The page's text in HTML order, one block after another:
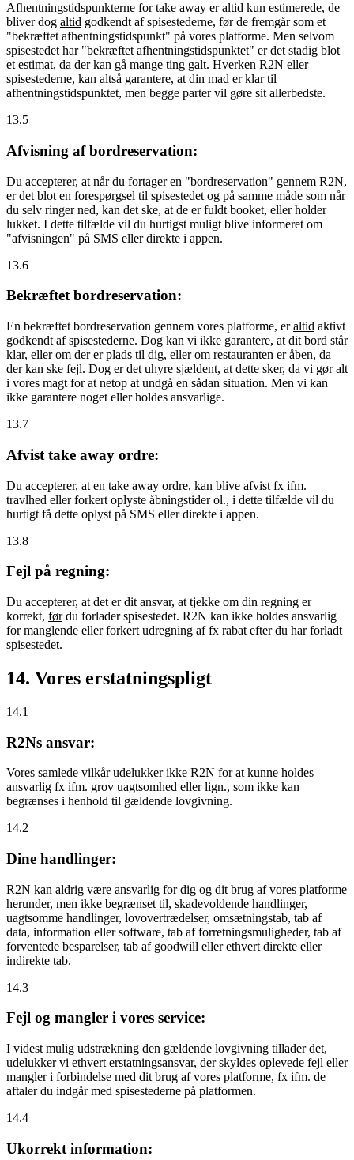
Afhentningstidspunkterne for take away er altid kun estimerede, de
bliver dog altid godkendt af spisestederne, før de fremgår som et
"bekræftet afhentningstidspunkt" på vores platforme. Men selvom
spisestedet har "bekræftet afhentningstidspunktet" er det stadig blot
et estimat, da der kan gå mange ting galt. Hverken R2N eller
spisestederne, kan altså garantere, at din mad er klar til
afhentningstidspunktet, men begge parter vil gøre sit allerbedste.
13.5
Afvisning af bordreservation:
Du accepterer, at når du fortager en "bordreservation" gennem R2N,
er det blot en forespørgsel til spisestedet og på samme måde som når
du selv ringer ned, kan det ske, at de er fuldt booket, eller holder
lukket. I dette tilfælde vil du hurtigst muligt blive informeret om
"afvisningen" på SMS eller direkte i appen.
13.6
Bekræftet bordreservation:
En bekræftet bordreservation gennem vores platforme, eraltid aktivt
godkendt af spisestederne. Dog kan vi ikke garantere, at dit bord står
klar, eller om der er plads til dig, eller om restauranten er åben, da
der kan ske fejl. Dog er det uhyre sjældent, at dette sker, da vi gør alt
i vores magt for at netop at undgå en sådan situation. Men vi kan
ikke garantere noget eller holdes ansvarlige.
13.7
Afvist take away ordre:
Du accepterer, at en take away ordre, kan blive afvist fx ifm.
travlhed eller forkert oplyste åbningstider ol., i dette tilfælde vil du
hurtigt få dette oplyst på SMS eller direkte i appen.
13.8
Fejl på regning:
Du accepterer, at det er dit ansvar, at tjekke om din regning er
korrekt, førdu forlader spisestedet. R2N kan ikke holdes ansvarlig
for manglende eller forkert udregning af fx rabat efter du har forladt
spisestedet.
14. Vores erstatningspligt
14.1
R2Ns ansvar:
Vores samlede vilkår udelukker ikke R2N for at kunne holdes
ansvarlig fx ifm. grov uagtsomhed eller lign., som ikke kan
begrænses i henhold til gældende lovgivning.
14.2
Dine handlinger:
R2N kan aldrig være ansvarlig for dig og dit brug af vores platforme
herunder, men ikke begrænset til, skadevoldende handlinger,
uagtsomme handlinger, lovovertrædelser, omsætningstab, tab af
data, information eller software, tab af forretningsmuligheder, tab af
forventede besparelser, tab af goodwill eller ethvert direkte eller
indirekte tab.
14.3
Fejl og mangler i vores service:
I videst mulig udstrækning den gældende lovgivning tillader det,
udelukker vi ethvert erstatningsansvar, der skyldes oplevede fejl eller
mangler i forbindelse med dit brug af vores platforme, fx ifm. de
aftaler du indgår med spisestederne på platformen.
14.4
Ukorrekt information: